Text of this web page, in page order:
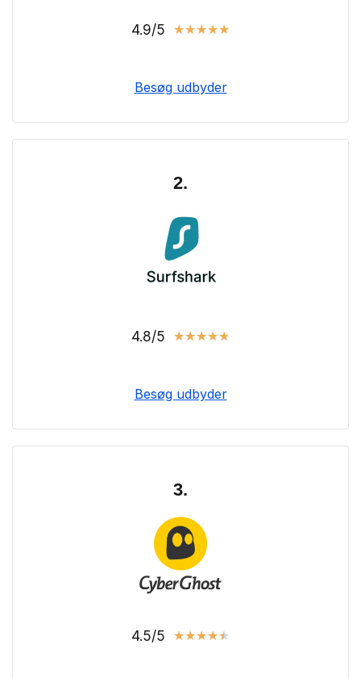
4.9/5 ★★★★★
Besøg udbyder
2.
4.8/5 ★★★★★
Besøg udbyder
3.
4.5/5 ★★★★★